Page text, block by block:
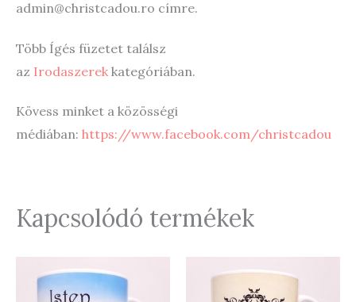
admin@christcadou.ro címre.
Több Ígés füzetet találsz
az Irodaszerek kategóriában.
Kövess minket a közösségi
médiában: https://www.facebook.com/christcadou
Kapcsolódó termékek